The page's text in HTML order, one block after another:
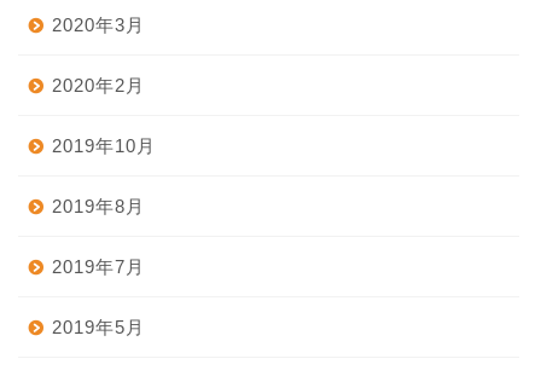
2020年3月
2020年2月
2019年10月
2019年8月
2019年7月
2019年5月